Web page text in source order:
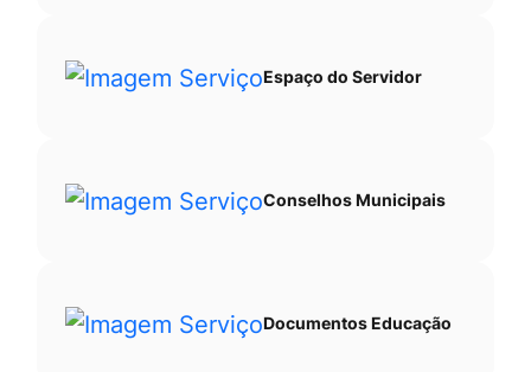
Espaço do Servidor
Conselhos Municipais
Documentos Educação